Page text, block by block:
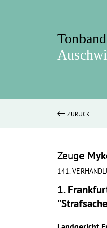
ZURÜCK
Zeuge
141.
1.